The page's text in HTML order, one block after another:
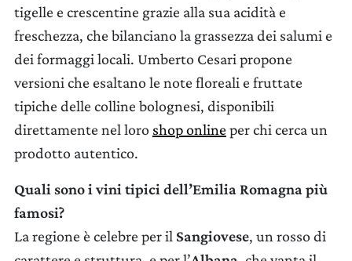
tigelle e crescentine grazie alla sua acidità e
freschezza, che bilanciano la grassezza dei salumi e
dei formaggi locali. Umberto Cesari propone
versioni che esaltano le note floreali e fruttate
tipiche delle colline bolognesi, disponibili
direttamente nel loro shop online per chi cerca un
prodotto autentico.
Quali sono i vini tipici dell’Emilia Romagna più
famosi?
La regione è celebre per il Sangiovese, un rosso di